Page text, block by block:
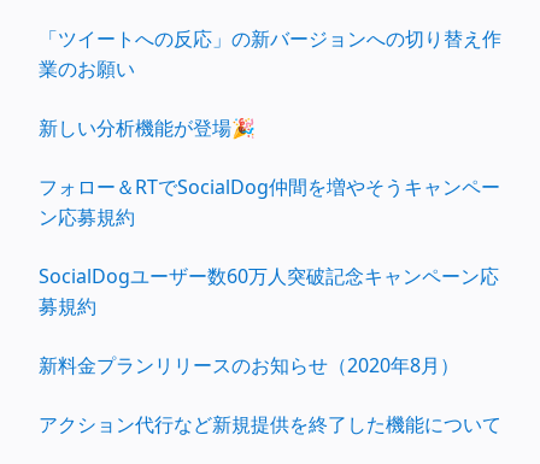
「ツイートへの反応」の新バージョンへの切り替え作
業のお願い
新しい分析機能が登場🎉
フォロー＆RTでSocialDog仲間を増やそうキャンペー
ン応募規約
SocialDogユーザー数60万人突破記念キャンペーン応
募規約
新料金プランリリースのお知らせ（2020年8月）
アクション代行など新規提供を終了した機能について